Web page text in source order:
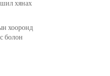
хянах
хооронд
болон